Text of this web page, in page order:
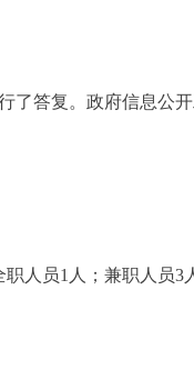
答复。政府信息公开
员1人；兼职人员3